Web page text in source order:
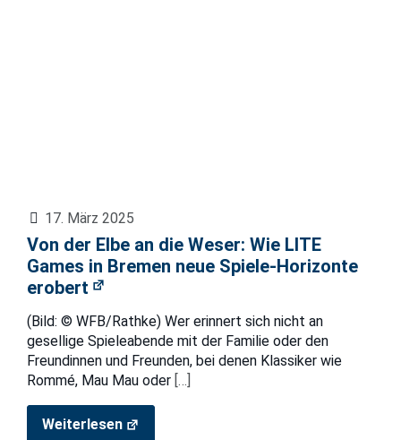
17. März 2025
Von der Elbe an die Weser: Wie LITE
Games in Bremen neue Spiele-Horizonte
erobert
(Bild: © WFB/Rathke) Wer erinnert sich nicht an
gesellige Spieleabende mit der Familie oder den
Freundinnen und Freunden, bei denen Klassiker wie
Rommé, Mau Mau oder […]
Weiterlesen